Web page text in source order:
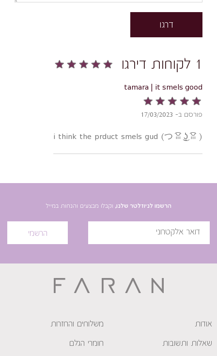
דרגו
1 לקוחות דירגו
tamara | it smels good
פורסם ב- 17/03/2023
i think the prduct smels gud (つ ͡ꈍ ͜ʖ̫ ͡ꈍ )
הרשמו לניוזלטר שלנו, וקבלו מבצעים והנחות במייל
הרשמי
אודות משלוחים והחזרות
שאלות ותשובות חומרי הגלם